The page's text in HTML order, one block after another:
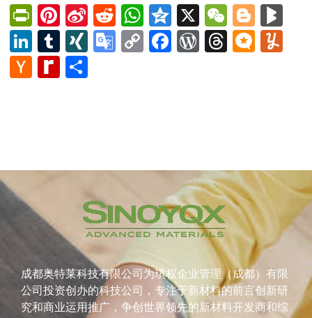
PrintFriendly
Pinterest
Sina
Weibo
Reddit
WhatsApp
Qzone
X WeChat
LinkedIn
Tumblr
XINGGoogle
CopyFacebook
WordPress
Hacker
Rediff
成都奥特莱科技有限公司为琪权企业管理（成都）有限
公司投资创办的科技公司，专注于新材料的前言创新研
究和商业运用推广，争创世界领先的新材料开发商和综